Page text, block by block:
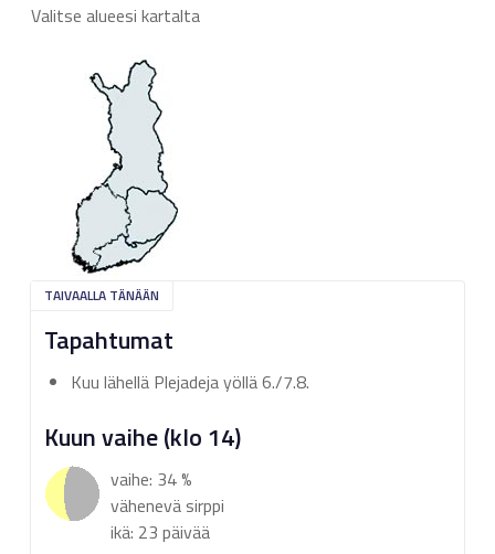
TAIVAALLA TÄNÄÄN
Tapahtumat
Kuu lähellä Plejadeja yöllä 6./7.8.
Kuun vaihe (klo 14)
vaihe: 34 %
vähenevä sirppi
ikä: 23 päivää
Valitse alueesi kartalta